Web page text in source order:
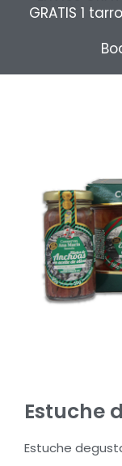
GRATIS 1
Estuche
Estuche